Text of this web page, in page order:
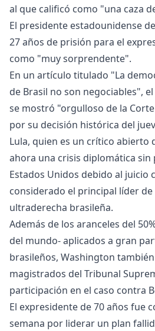
al que calificó como "una caza
El presidente estadounidense
27 años de prisión para el
como "muy sorprendente".
En un artículo titulado "La
de Brasil no son negociables",
se mostró "orgulloso de la
por su decisión histórica del
Lula, quien es un crítico abierto
ahora una crisis diplomática sin
Estados Unidos debido al juicio
considerado el principal líder de
ultraderecha brasileña.
Además de los aranceles del
del mundo- aplicados a gran
brasileños, Washington
magistrados del Tribunal
participación en el caso contra
El expresidente de 70 años fue
semana por liderar un plan